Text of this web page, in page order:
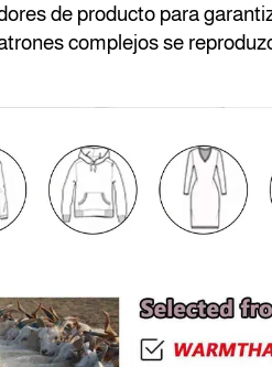
de producto para
complejos se